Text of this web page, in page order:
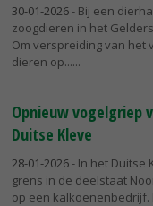
30-01-2026- Bij een
zoogdieren in het
Om verspreiding van het
dieren op...
Opnieuw vogelgriep
Duitse Kleve
28-01-2026- In het Duitse
grens in de deelstaat
op een